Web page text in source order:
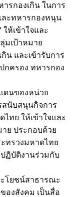
รกองเกิน ในการ
ละทหารกองหนุน
ห้เข้าใจและ
มเป้าหมาย
น และเข้ารับการ
กครอง ทหารกอง
ดนของหน่วย
นับสนุนกิจการ
ทย ให้เข้าใจและ
ย ประกอบด้วย
ทรวงมหาดไทย
ฏิบัติงานร่วมกับ
ะโยชน์สาธารณะ
องสังคม เป็นสื่อ